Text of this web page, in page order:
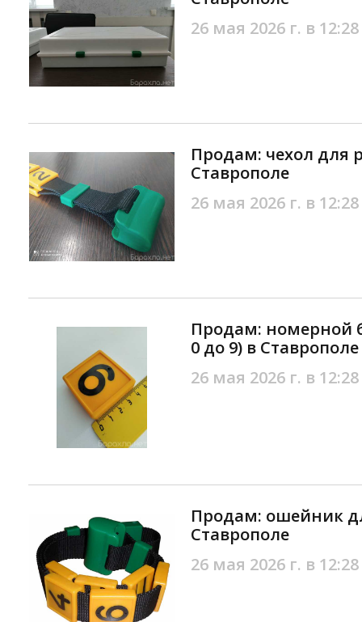
26 мая 2026 г. в 12:28
Продам: чехол для
Ставрополе
26 мая 2026 г. в 12:28
Продам: номерной
0 до 9) в Ставрополе
26 мая 2026 г. в 12:28
Продам: ошейник
Ставрополе
26 мая 2026 г. в 12:28